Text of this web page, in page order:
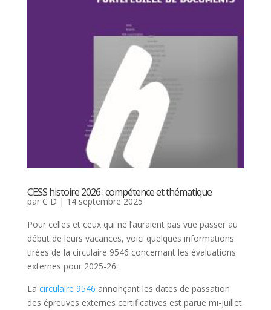
CESS histoire 2026 : compétence et thématique
par C D | 14 septembre 2025
Pour celles et ceux qui ne l’auraient pas vue passer au
début de leurs vacances, voici quelques informations
tirées de la circulaire 9546 concernant les évaluations
externes pour 2025-26.
La circulaire 9546 annonçant les dates de passation
des épreuves externes certificatives est parue mi-juillet.